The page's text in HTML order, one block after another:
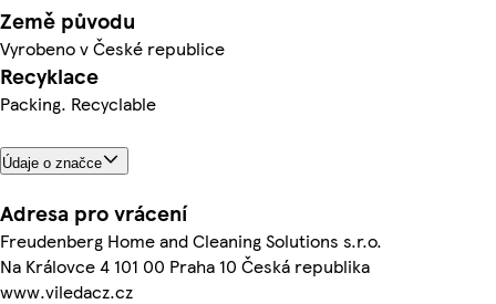
Země původu
Vyrobeno v České republice
Recyklace
Packing. Recyclable
Údaje o značce
Adresa pro vrácení
Freudenberg Home and Cleaning Solutions s.r.o.
Na Královce 4 101 00 Praha 10 Česká republika
www.viledacz.cz